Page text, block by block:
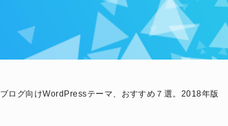
ブログ向けWordPressテーマ、おすすめ７選。2018年版